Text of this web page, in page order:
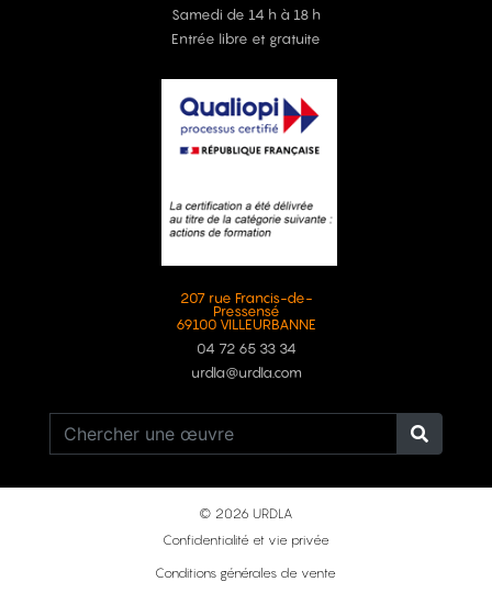
Samedi de 14 h à 18 h
Entrée libre et gratuite
207 rue Francis-de-
Pressensé
69100 VILLEURBANNE
04 72 65 33 34
urdla@urdla.com
© 2026 URDLA
Confidentialité et vie privée
Conditions générales de vente